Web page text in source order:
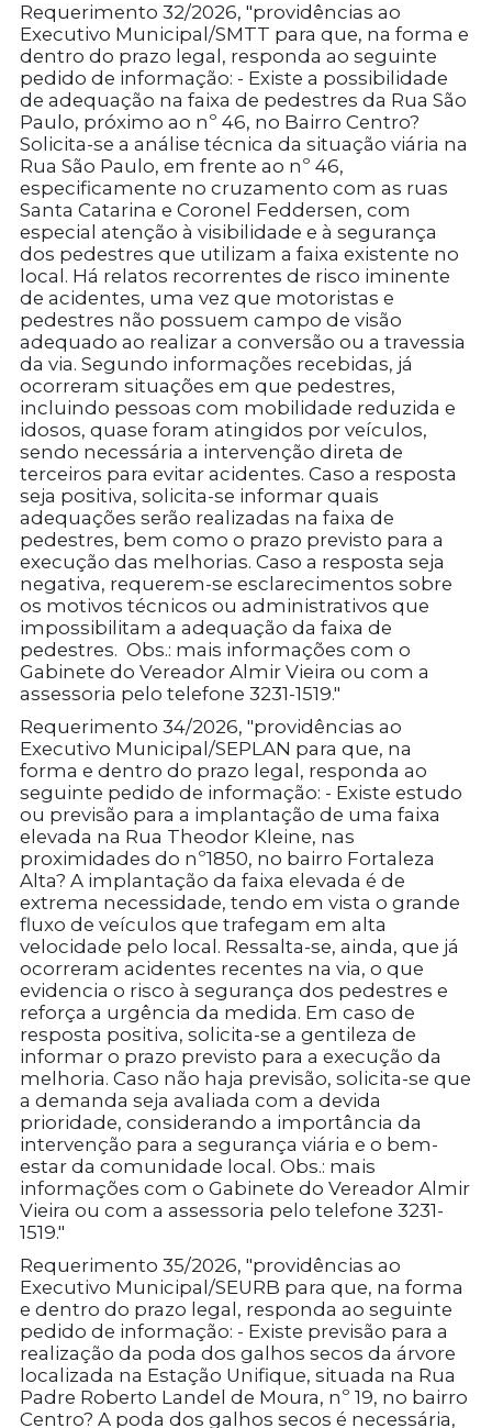
Requerimento 32/2026, "providências ao
Executivo Municipal/SMTT para que, na forma e
dentro do prazo legal, responda ao seguinte
pedido de informação: - Existe a possibilidade
de adequação na faixa de pedestres da Rua São
Paulo, próximo ao nº 46, no Bairro Centro?
Solicita-se a análise técnica da situação viária na
Rua São Paulo, em frente ao nº 46,
especificamente no cruzamento com as ruas
Santa Catarina e Coronel Feddersen, com
especial atenção à visibilidade e à segurança
dos pedestres que utilizam a faixa existente no
local. Há relatos recorrentes de risco iminente
de acidentes, uma vez que motoristas e
pedestres não possuem campo de visão
adequado ao realizar a conversão ou a travessia
da via. Segundo informações recebidas, já
ocorreram situações em que pedestres,
incluindo pessoas com mobilidade reduzida e
idosos, quase foram atingidos por veículos,
sendo necessária a intervenção direta de
terceiros para evitar acidentes. Caso a resposta
seja positiva, solicita-se informar quais
adequações serão realizadas na faixa de
pedestres, bem como o prazo previsto para a
execução das melhorias. Caso a resposta seja
negativa, requerem-se esclarecimentos sobre
os motivos técnicos ou administrativos que
impossibilitam a adequação da faixa de
pedestres. Obs.: mais informações com o
Gabinete do Vereador Almir Vieira ou com a
assessoria pelo telefone 3231-1519."
Requerimento 34/2026, "providências ao
Executivo Municipal/SEPLAN para que, na
forma e dentro do prazo legal, responda ao
seguinte pedido de informação: - Existe estudo
ou previsão para a implantação de uma faixa
elevada na Rua Theodor Kleine, nas
proximidades do nº1850, no bairro Fortaleza
Alta? A implantação da faixa elevada é de
extrema necessidade, tendo em vista o grande
fluxo de veículos que trafegam em alta
velocidade pelo local. Ressalta-se, ainda, que já
ocorreram acidentes recentes na via, o que
evidencia o risco à segurança dos pedestres e
reforça a urgência da medida. Em caso de
resposta positiva, solicita-se a gentileza de
informar o prazo previsto para a execução da
melhoria. Caso não haja previsão, solicita-se que
a demanda seja avaliada com a devida
prioridade, considerando a importância da
intervenção para a segurança viária e o bem-
estar da comunidade local. Obs.: mais
informações com o Gabinete do Vereador Almir
Vieira ou com a assessoria pelo telefone 3231-
1519."
Requerimento 35/2026, "providências ao
Executivo Municipal/SEURB para que, na forma
e dentro do prazo legal, responda ao seguinte
pedido de informação: - Existe previsão para a
realização da poda dos galhos secos da árvore
localizada na Estação Unifique, situada na Rua
Padre Roberto Landel de Moura, nº 19, no bairro
Centro? A poda dos galhos secos é necessária,